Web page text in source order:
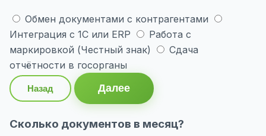
Обмен документами с контрагентами
Интеграция с 1С или ERP
Работа с
маркировкой (Честный знак)
Сдача
отчётности в госорганы
Назад Далее
Сколько документов в месяц?